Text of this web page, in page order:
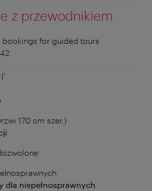
z przewodnikiem
bookings for guided tours
170 cm szer.)
dla niepełnosprawnych